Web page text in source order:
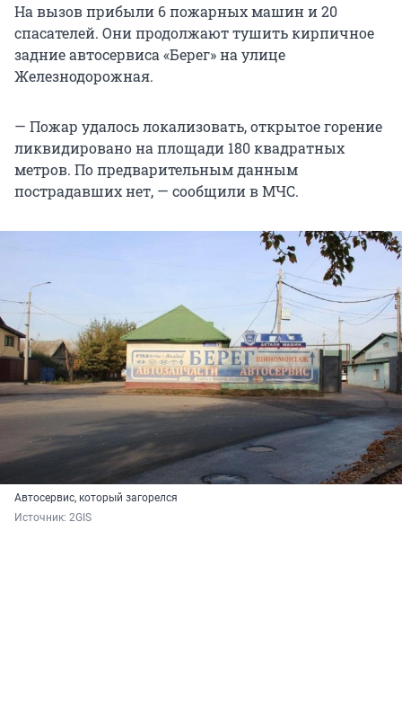
На вызов прибыли 6 пожарных машин и 20
спасателей. Они продолжают тушить кирпичное
задние автосервиса «Берег» на улице
Железнодорожная.
— Пожар удалось локализовать, открытое горение
ликвидировано на площади 180 квадратных
метров. По предварительным данным
пострадавших нет, — сообщили в МЧС.
Автосервис, который загорелся
Источник: 2GIS